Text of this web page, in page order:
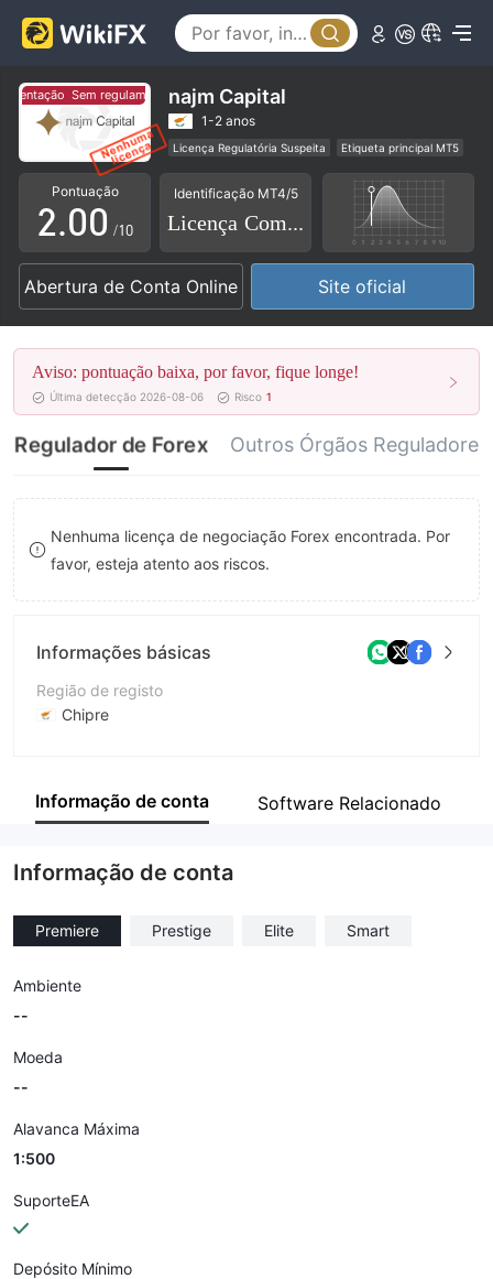
Sem regulamentaçãonajm Capital
1-2 anos
Licença Regulatória Suspeita
Etiqueta principal MT5
Comerciantes Regionais
Risco potencial alto
Pontuação
0
1
2
3
4
5
6
7
8
9
.0
1
2
3
4
5
6
7
8
0
1
2
3
4
5
6
7
8
/10
Identificação MT4/5
Licença Completa
Abertura de Conta Online Site oficial
Aviso: pontuação baixa, por favor, fique longe!
Última detecção 2026-08-06 Risco 1
Regulador de Forex Outros Órgãos Reguladores
Nenhuma licença de negociação Forex encontrada. Por
favor, esteja atento aos riscos.
Informações básicas
Região de registo
Chipre
Empresa
Informação de conta Software Relacionado
Informação de conta
Premiere Prestige Elite Smart
Ambiente
--
Moeda
--
Alavanca Máxima
1:500
SuporteEA
Depósito Mínimo